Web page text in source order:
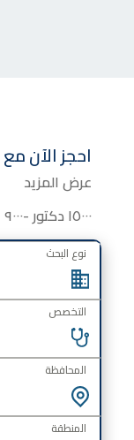
احجز الآن مع
عرض المزيد
١٥٠٠٠ دكتور -٩٠٠٠ استاذ واستشاري - اكثر من ٤٠ تخصص
نوع البحث
التخصص
المحافظة
المنطقة